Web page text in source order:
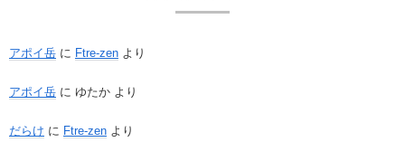
アポイ岳 に Ftre-zen より
アポイ岳 に ゆたか より
だらけ に Ftre-zen より